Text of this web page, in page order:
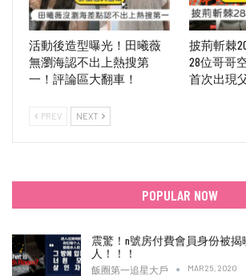
活動後造型曝光！田曦薇
無瀏海認不出上熱搜第
一！評論區大翻車！
披荊斬棘
28位哥哥
首次出現
PREV NEXT
POPULAR NOW
震驚！n號房付費會員身份被
人！！！
飯圈第一追星大戶 MAR 25, 2020